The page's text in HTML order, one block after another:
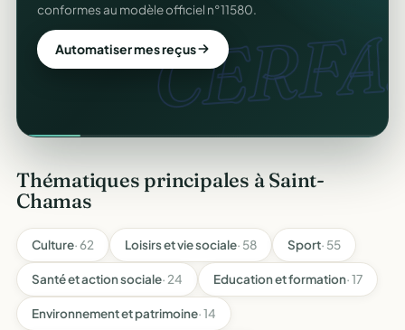
CERFA.
conformes au modèle officiel n°11580.
Automatiser mes reçus
Thématiques principales à Saint-
Chamas
Culture· 62 Loisirs et vie sociale· 58 Sport· 55
Santé et action sociale· 24 Education et formation· 17
Environnement et patrimoine· 14